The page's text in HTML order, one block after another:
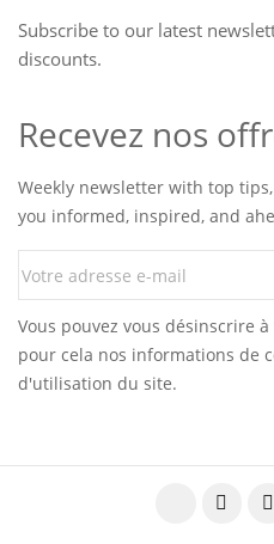
Subscribe to our latest
discounts.
Recevez nos
Weekly newsletter with top
you informed, inspired, and
Vous pouvez vous désinscrire
pour cela nos informations de
d'utilisation du site.